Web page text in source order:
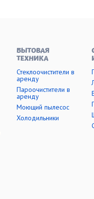
БЫТОВАЯ
ТЕХНИКА
Стеклоочистители в
аренду
Пароочистители в
аренду
Моющий пылесос
Холодильники